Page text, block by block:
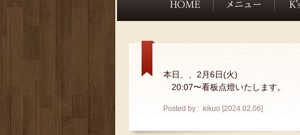
本日、、2月6日(火)
20:07〜看板点燈いたします。
Posted by : kikuo [2024.02.06]